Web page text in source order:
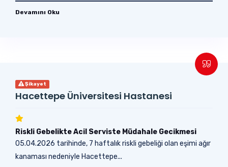
Devamını Oku
Şikayet
Hacettepe Üniversitesi Hastanesi
Riskli Gebelikte Acil Serviste Müdahale Gecikmesi
05.04.2026 tarihinde, 7 haftalık riskli gebeliği olan eşimi ağır
kanaması nedeniyle Hacettepe...